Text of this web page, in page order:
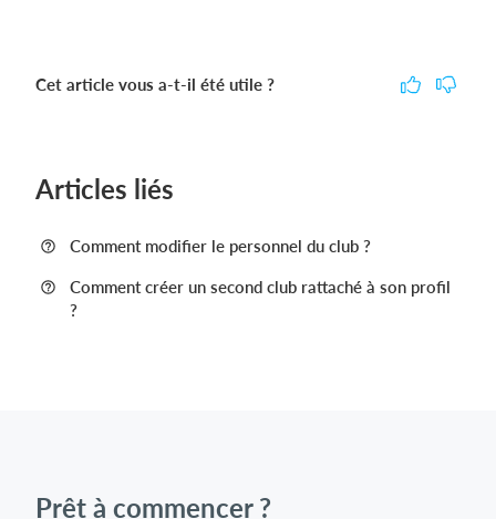
Cet article vous a-t-il été utile ?
Articles liés
Comment modifier le personnel du club ?
Comment créer un second club rattaché à son profil
?
Prêt à commencer ?